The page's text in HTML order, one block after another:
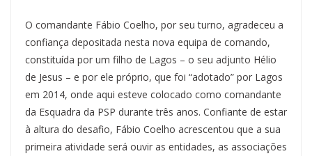
O comandante Fábio Coelho, por seu turno, agradeceu a
confiança depositada nesta nova equipa de comando,
constituída por um filho de Lagos – o seu adjunto Hélio
de Jesus – e por ele próprio, que foi “adotado” por Lagos
em 2014, onde aqui esteve colocado como comandante
da Esquadra da PSP durante três anos. Confiante de estar
à altura do desafio, Fábio Coelho acrescentou que a sua
primeira atividade será ouvir as entidades, as associações